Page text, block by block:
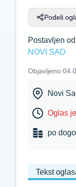
Podeli
Postavljen
NOVI SAD
Objavljeno
Novi
Oglas
po
Tekst